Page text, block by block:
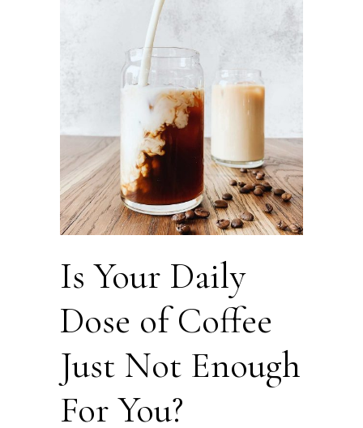
Is Your Daily
Dose of Coffee
Just Not Enough
For You?